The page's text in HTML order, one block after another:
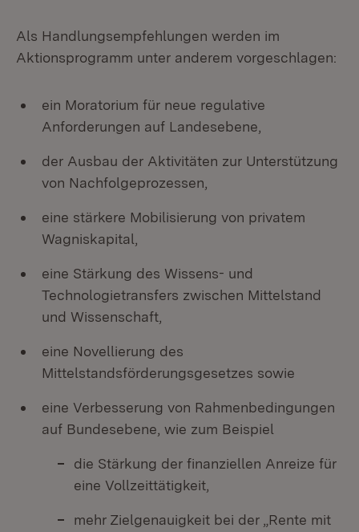
Als Handlungsempfehlungen werden im
Aktionsprogramm unter anderem vorgeschlagen:
ein Moratorium für neue regulative
Anforderungen auf Landesebene,
der Ausbau der Aktivitäten zur Unterstützung
von Nachfolgeprozessen,
eine stärkere Mobilisierung von privatem
Wagniskapital,
eine Stärkung des Wissens- und
Technologietransfers zwischen Mittelstand
und Wissenschaft,
eine Novellierung des
Mittelstandsförderungsgesetzes sowie
eine Verbesserung von Rahmenbedingungen
auf Bundesebene, wie zum Beispiel
die Stärkung der finanziellen Anreize für
eine Vollzeittätigkeit,
mehr Zielgenauigkeit bei der „Rente mit